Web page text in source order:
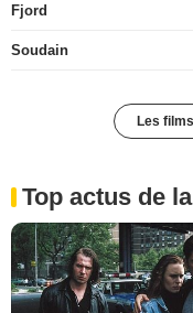
Fjord
Soudain
Les
Top actus de